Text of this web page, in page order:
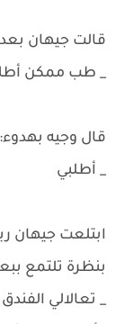
قالت جيهان
_ طب ممكن
قال وجيه بهدوء:
_ أطلبي
ابتلعت جيهان
بنظرة تلتمع
_ تعالالي